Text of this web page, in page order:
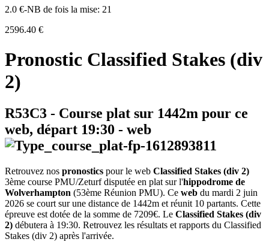
2.0 €-NB de fois la mise: 21
2596.40 €
Pronostic Classified Stakes (div
2)
R53C3 - Course plat sur 1442m pour ce
web, départ 19:30 - web
Retrouvez nos pronostics pour le web Classified Stakes (div 2)
3ème course PMU/Zeturf disputée en plat sur l'hippodrome de
Wolverhampton (53ème Réunion PMU). Ce web du mardi 2 juin
2026 se court sur une distance de 1442m et réunit 10 partants. Cette
épreuve est dotée de la somme de 7209€. Le Classified Stakes (div
2) débutera à 19:30. Retrouvez les résultats et rapports du Classified
Stakes (div 2) après l'arrivée.